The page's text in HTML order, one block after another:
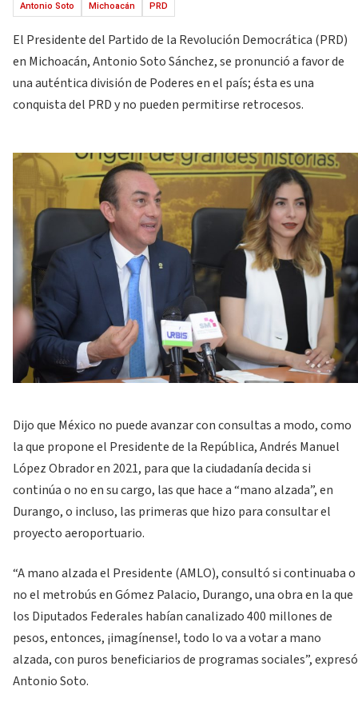
Antonio Soto Michoacán PRD
El Presidente del Partido de la Revolución Democrática (PRD)
en Michoacán, Antonio Soto Sánchez, se pronunció a favor de
una auténtica división de Poderes en el país; ésta es una
conquista del PRD y no pueden permitirse retrocesos.
Dijo que México no puede avanzar con consultas a modo, como
la que propone el Presidente de la República, Andrés Manuel
López Obrador en 2021, para que la ciudadanía decida si
continúa o no en su cargo, las que hace a “mano alzada”, en
Durango, o incluso, las primeras que hizo para consultar el
proyecto aeroportuario.
“A mano alzada el Presidente (AMLO), consultó si continuaba o
no el metrobús en Gómez Palacio, Durango, una obra en la que
los Diputados Federales habían canalizado 400 millones de
pesos, entonces, ¡imagínense!, todo lo va a votar a mano
alzada, con puros beneficiarios de programas sociales”, expresó
Antonio Soto.